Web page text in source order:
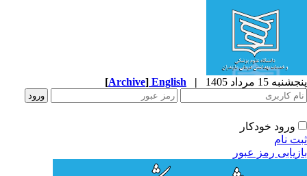
15 مرداد 1405 |
English
[Archive]
ورود خودکار
نام
رمز عبور